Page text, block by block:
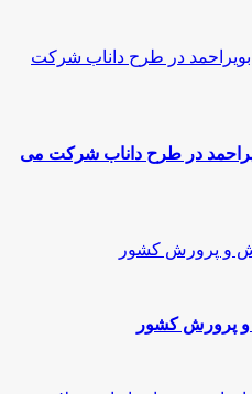
بویراحمد در طرح داناب شرکت می
پرورش کشور